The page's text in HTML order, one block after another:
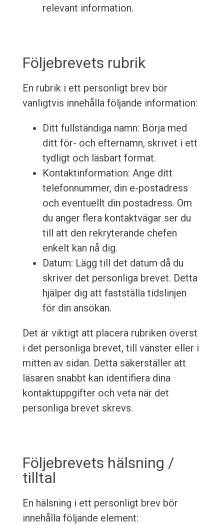
relevant information.
Följebrevets rubrik
En rubrik i ett personligt brev bör
vanligtvis innehålla följande information:
Ditt fullständiga namn: Börja med
ditt för- och efternamn, skrivet i ett
tydligt och läsbart format.
Kontaktinformation: Ange ditt
telefonnummer, din e-postadress
och eventuellt din postadress. Om
du anger flera kontaktvägar ser du
till att den rekryterande chefen
enkelt kan nå dig.
Datum: Lägg till det datum då du
skriver det personliga brevet. Detta
hjälper dig att fastställa tidslinjen
för din ansökan.
Det är viktigt att placera rubriken överst
i det personliga brevet, till vänster eller i
mitten av sidan. Detta säkerställer att
läsaren snabbt kan identifiera dina
kontaktuppgifter och veta när det
personliga brevet skrevs.
Följebrevets hälsning /
tilltal
En hälsning i ett personligt brev bör
innehålla följande element: